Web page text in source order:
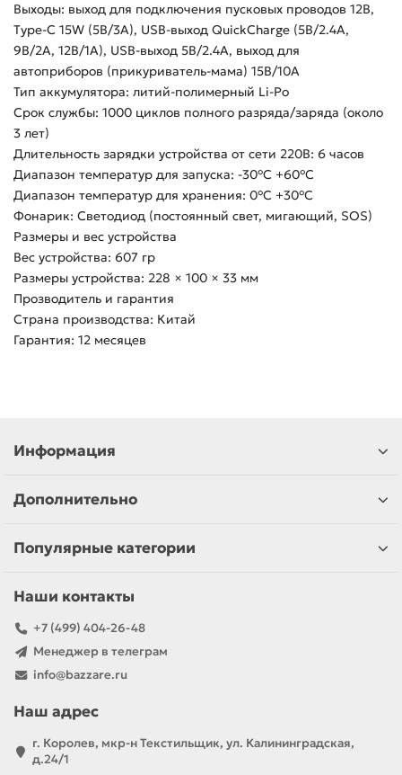
Выходы: выход для подключения пусковых проводов 12В,
Type-C 15W (5В/3А), USB-выход QuickCharge (5В/2.4А,
9В/2А, 12В/1А), USВ-выход 5В/2.4А, выход для
автоприборов (прикуриватель-мама) 15В/10A
Тип аккумулятора: литий-полимерный Li-Po
Срок службы: 1000 циклов полного разряда/заряда (около
3 лет)
Длительность зарядки устройства от сети 220В: 6 часов
Диапазон температур для запуска: -30°С +60°С
Диапазон температур для хранения: 0°С +30°С
Фонарик: Светодиод (постоянный свет, мигающий, SOS)
Размеры и вес устройства
Вес устройства: 607 гр
Размеры устройства: 228 × 100 × 33 мм
Прозводитель и гарантия
Страна производства: Китай
Гарантия: 12 месяцев
Информация
Дополнительно
Популярные категории
Наши контакты
+7 (499) 404-26-48
Менеджер в телеграм
info@bazzare.ru
Наш адрес
г. Королев, мкр-н Текстильщик, ул. Калининградская,
д.24/1